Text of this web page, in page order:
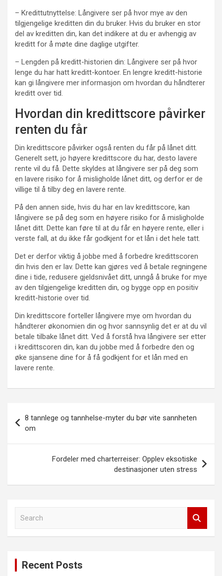
– Kredittutnyttelse: Långivere ser på hvor mye av den
tilgjengelige kreditten din du bruker. Hvis du bruker en stor
del av kreditten din, kan det indikere at du er avhengig av
kreditt for å møte dine daglige utgifter.
– Lengden på kreditt-historien din: Långivere ser på hvor
lenge du har hatt kreditt-kontoer. En lengre kreditt-historie
kan gi långivere mer informasjon om hvordan du håndterer
kreditt over tid.
Hvordan din kredittscore påvirker
renten du får
Din kredittscore påvirker også renten du får på lånet ditt.
Generelt sett, jo høyere kredittscore du har, desto lavere
rente vil du få. Dette skyldes at långivere ser på deg som
en lavere risiko for å misligholde lånet ditt, og derfor er de
villige til å tilby deg en lavere rente.
På den annen side, hvis du har en lav kredittscore, kan
långivere se på deg som en høyere risiko for å misligholde
lånet ditt. Dette kan føre til at du får en høyere rente, eller i
verste fall, at du ikke får godkjent for et lån i det hele tatt.
Det er derfor viktig å jobbe med å forbedre kredittscoren
din hvis den er lav. Dette kan gjøres ved å betale regningene
dine i tide, redusere gjeldsnivået ditt, unngå å bruke for mye
av den tilgjengelige kreditten din, og bygge opp en positiv
kreditt-historie over tid.
Din kredittscore forteller långivere mye om hvordan du
håndterer økonomien din og hvor sannsynlig det er at du vil
betale tilbake lånet ditt. Ved å forstå hva långivere ser etter
i kredittscoren din, kan du jobbe med å forbedre den og
øke sjansene dine for å få godkjent for et lån med en
lavere rente.
8 tannlege og tannhelse-myter du bør vite sannheten
om
Fordeler med charterreiser: Opplev eksotiske
destinasjoner uten stress
Recent Posts